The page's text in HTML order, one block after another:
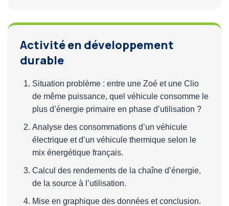
Activité en développement
durable
Situation problème : entre une Zoé et une Clio
de même puissance, quel véhicule consomme le
plus d’énergie primaire en phase d’utilisation ?
Analyse des consommations d’un véhicule
électrique et d’un véhicule thermique selon le
mix énergétique français.
Calcul des rendements de la chaîne d’énergie,
de la source à l’utilisation.
Mise en graphique des données et conclusion.